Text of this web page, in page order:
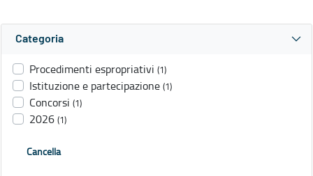
Categoria
Procedimenti espropriativi (1)
Istituzione e partecipazione (1)
Concorsi (1)
2026 (1)
Cancella